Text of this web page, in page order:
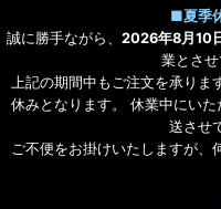
■夏季
誠に勝手ながら、 2026年8月10
業とさせ
上記の期間中もご注文を承りま
休みとなります。 休業中にい
送させ
ご不便をお掛けいたしますが、